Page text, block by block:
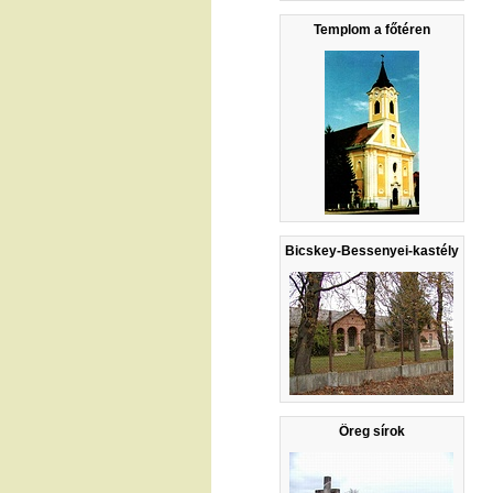
Templom a főtéren
Bicskey-Bessenyei-kastély
Öreg sírok